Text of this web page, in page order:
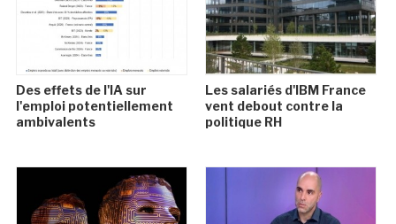
Des effets de l'IA sur
l'emploi potentiellement
ambivalents
Les salariés d'IBM France
vent debout contre la
politique RH